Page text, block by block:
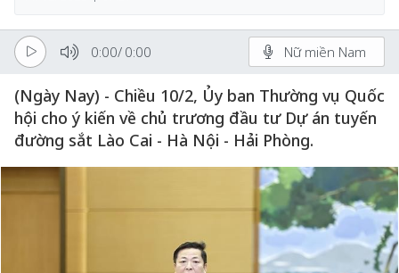
0:00/ 0:00 Nữ miền Nam
(Ngày Nay) - Chiều 10/2, Ủy ban Thường vụ Quốc
hội cho ý kiến về chủ trương đầu tư Dự án tuyến
đường sắt Lào Cai - Hà Nội - Hải Phòng.